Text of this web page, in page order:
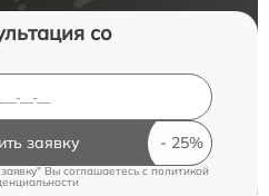
со
заявку
Вы соглашаетесь c политикой